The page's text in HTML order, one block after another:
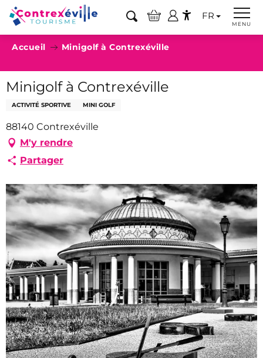
Aller
au
contenu
principal
MENU
Accessibilité
Recherche
FR
Accueil Minigolf à Contrexéville
Minigolf à Contrexéville
ACTIVITÉ SPORTIVE MINI GOLF
88140 Contrexéville
M'y rendre
Partager